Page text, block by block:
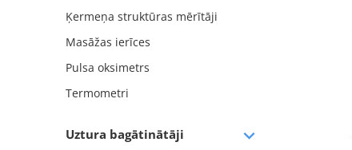
Ķermeņa struktūras mērītāji
Masāžas ierīces
Pulsa oksimetrs
Termometri
Uztura bagātinātāji